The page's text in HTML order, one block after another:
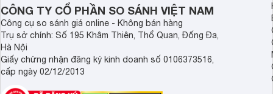
CÔNG TY CỔ PHẦN SO SÁNH VIỆT NAM
Công cụ so sánh giá online - Không bán hàng
Trụ sở chính: Số 195 Khâm Thiên, Thổ Quan, Đống Đa,
Hà Nội
Giấy chứng nhận đăng ký kinh doanh số 0106373516,
cấp ngày 02/12/2013